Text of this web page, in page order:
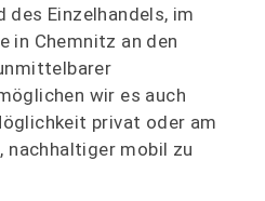
Einzelhandels, im
in Chemnitz an den
wir es auch
privat oder am
nachhaltiger mobil zu